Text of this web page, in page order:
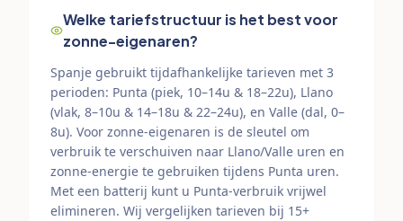
Welke tariefstructuur is het best voor
zonne-eigenaren?
Spanje gebruikt tijdafhankelijke tarieven met 3
perioden: Punta (piek, 10–14u & 18–22u), Llano
(vlak, 8–10u & 14–18u & 22–24u), en Valle (dal, 0–
8u). Voor zonne-eigenaren is de sleutel om
verbruik te verschuiven naar Llano/Valle uren en
zonne-energie te gebruiken tijdens Punta uren.
Met een batterij kunt u Punta-verbruik vrijwel
elimineren. Wij vergelijken tarieven bij 15+